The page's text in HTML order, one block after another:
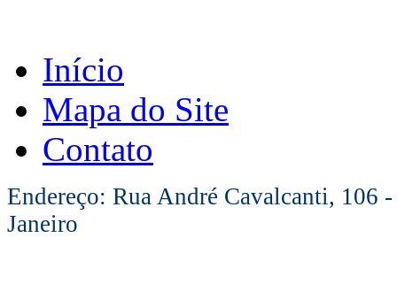
Início
Mapa do Site
Contato
Endereço: Rua André Cavalcanti, 106
Janeiro